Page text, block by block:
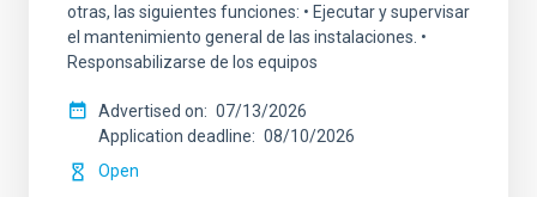
otras, las siguientes funciones: • Ejecutar y supervisar
el mantenimiento general de las instalaciones. •
Responsabilizarse de los equipos
Advertised on
07/13/2026
Application deadline
08/10/2026
Open